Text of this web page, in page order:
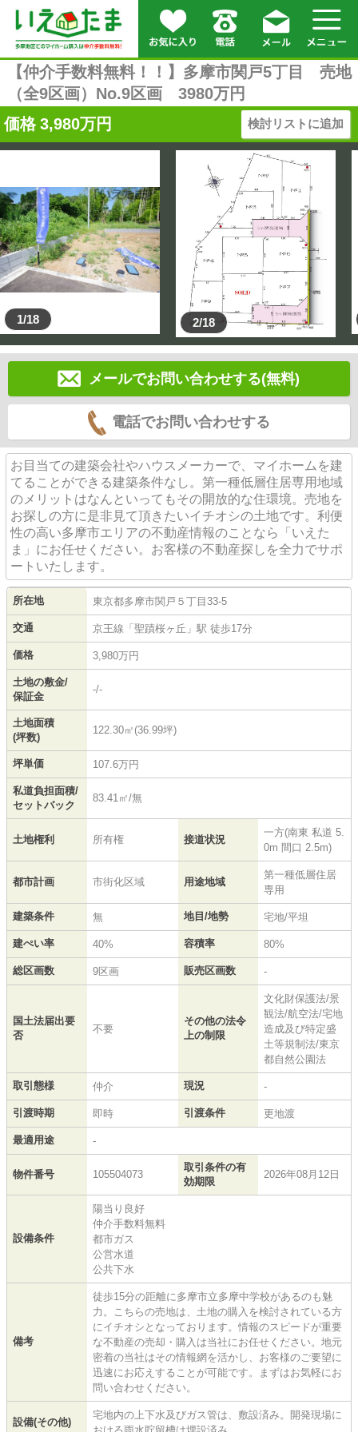
【仲介手数料無料！！】多摩市関戸5丁目 売地
（全9区画）No.9区画 3980万円
価格 3,980万円 検討リストに追加
1/18 2/18
メールでお問い合わせする(無料)
電話でお問い合わせする
お目当ての建築会社やハウスメーカーで、マイホームを建
てることができる建築条件なし。第一種低層住居専用地域
のメリットはなんといってもその開放的な住環境。売地を
お探しの方に是非見て頂きたいイチオシの土地です。利便
性の高い多摩市エリアの不動産情報のことなら「いえた
ま」にお任せください。お客様の不動産探しを全力でサポ
ートいたします。
所在地 東京都多摩市関戸 ５丁目33-5
交通 京王線 「 聖蹟桜ヶ丘 」駅 徒歩17分
価格 3,980万円
土地の敷金/
保証金
-/-
土地面積
(坪数)
122.30㎡(36.99坪)
坪単価 107.6万円
私道負担面積/
セットバック
83.41㎡/無
土地権利 所有権 接道状況
一方(南東 私道 5.
0m 間口 2.5m)
都市計画 市街化区域 用途地域
第一種低層住居
専用
建築条件 無 地目/地勢 宅地/平坦
建ぺい率 40% 容積率 80%
総区画数 9区画 販売区画数 -
国土法届出要
否
不要
その他の法令
上の制限
文化財保護法/景
観法/航空法/宅地
造成及び特定盛
土等規制法/東京
都自然公園法
取引態様 仲介 現況 -
引渡時期 即時 引渡条件 更地渡
最適用途 -
物件番号 105504073
取引条件の有
効期限
2026年08月12日
設備条件
陽当り良好
仲介手数料無料
都市ガス
公営水道
公共下水
備考
徒歩15分の距離に多摩市立多摩中学校があるのも魅
力。こちらの売地は、土地の購入を検討されている方
にイチオシとなっております。情報のスピードが重要
な不動産の売却・購入は当社にお任せください。地元
密着の当社はその情報網を活かし、お客様のご要望に
迅速にお応えすることが可能です。まずはお気軽にお
問い合わせください。
設備(その他)
宅地内の上下水及びガス管は、敷設済み。開発現場に